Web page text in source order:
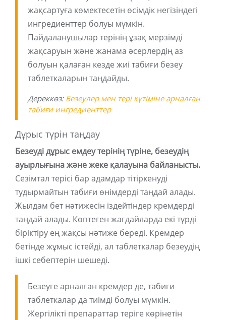
жақсартуға көмектесетін өсімдік негізіндегі
ингредиенттер болуы мүмкін.
Пайдаланушылар терінің ұзақ мерзімді
жақсаруын және жанама әсерлердің аз
болуын қалаған кезде жиі табиғи безеу
таблеткаларын таңдайды.
Дереккөз: Безеулер мен тері күтіміне арналған
табиғи ингредиенттер
Дұрыс түрін таңдау
Безеуді дұрыс емдеу терінің түріне, безеудің
ауырлығына және жеке қалауына байланысты.
Сезімтал терісі бар адамдар тітіркенуді
тудырмайтын табиғи өнімдерді таңдай алады.
Жылдам бет нәтижесін іздейтіндер кремдерді
таңдай алады. Көптеген жағдайларда екі түрді
біріктіру ең жақсы нәтиже береді. Кремдер
бетінде жұмыс істейді, ал таблеткалар безеудің
ішкі себептерін шешеді.
Безеуге арналған кремдер де, табиғи
таблеткалар да тиімді болуы мүмкін.
Жергілікті препараттар теріге көрінетін